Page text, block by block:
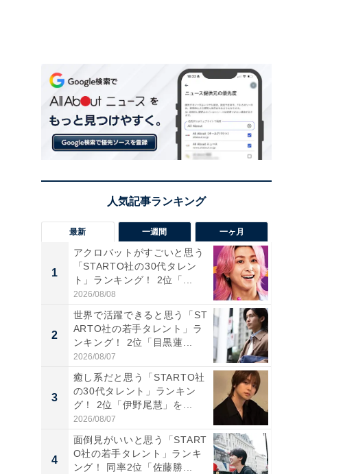
最新 一週間 一ヶ月
1
アクロバットがすごいと思う
「STARTO社の30代タレン
ト」ランキング！ 2位「...
2026/08/08
2
世界で活躍できると思う「ST
ARTO社の若手タレント」ラ
ンキング！ 2位「目黒蓮...
2026/08/07
3
癒し系だと思う「STARTO社
の30代タレント」ランキン
グ！ 2位「伊野尾慧」を...
2026/08/07
4
面倒見がいいと思う「START
O社の若手タレント」ランキ
ング！ 同率2位「佐藤勝...